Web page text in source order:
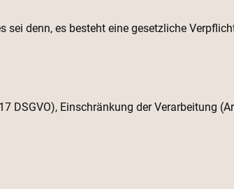
denn, es besteht eine gesetzliche
Einschränkung der Verarbeitung